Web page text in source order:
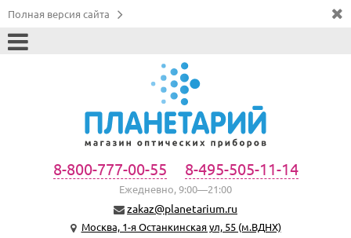
Полная версия сайта
8-800-777-00-55 8-495-505-11-14
Ежедневно, 9:00—21:00
zakaz@planetarium.ru
Москва, 1-я Останкинская ул, 55 (м.ВДНХ)